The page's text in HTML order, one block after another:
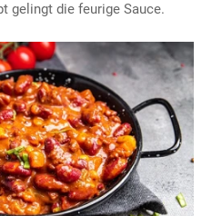
gelingt die feurige Sauce.